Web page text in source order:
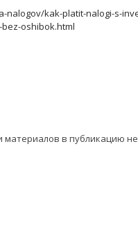
kak-platit-nalogi-s-
oshibok.html
материалов в публикацию